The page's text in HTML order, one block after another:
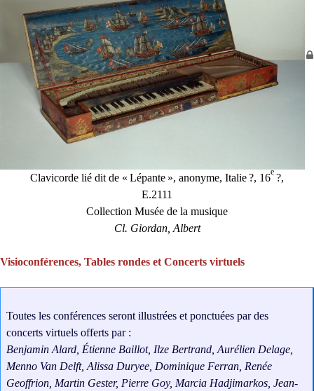
Clavicorde lié dit de « Lépante », anonyme, Italie?, 16
e
?,
E.2111
Collection Musée de la musique
Cl. Giordan, Albert
Visioconférences, Tables rondes et Concerts virtuels
Toutes les conférences seront illustrées et ponctuées par des
concerts virtuels offerts par :
Benjamin Alard, Étienne Baillot, Ilze Bertrand, Aurélien Delage,
Menno Van Delft, Alissa Duryee, Dominique Ferran, Renée
Geoffrion, Martin Gester, Pierre Goy, Marcia Hadjimarkos, Jean-